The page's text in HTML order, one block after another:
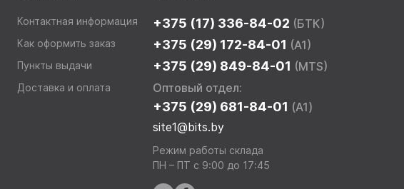
+375 (17) 336-84-02 (БТК)
+375 (29) 172-84-01 (A1)
+375 (29) 849-84-01 (MTS)
Оптовый отдел:
+375 (29) 681-84-01 (A1)
site1@bits.by
Режим работы склада
ПН – ПТ с 9:00 до 17:45
Контактная информация
Как оформить заказ
Пункты выдачи
Доставка и оплата